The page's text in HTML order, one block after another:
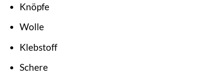
Knöpfe
Wolle
Klebstoff
Schere